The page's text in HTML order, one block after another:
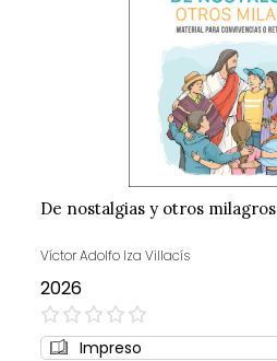
De nostalgias y otros milagros
Víctor Adolfo Iza Villacís
2026
0%
Impreso